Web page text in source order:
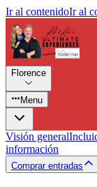
Ir al contenidoIr al
Florence
Menu
Visión general
información
Comprar entradas